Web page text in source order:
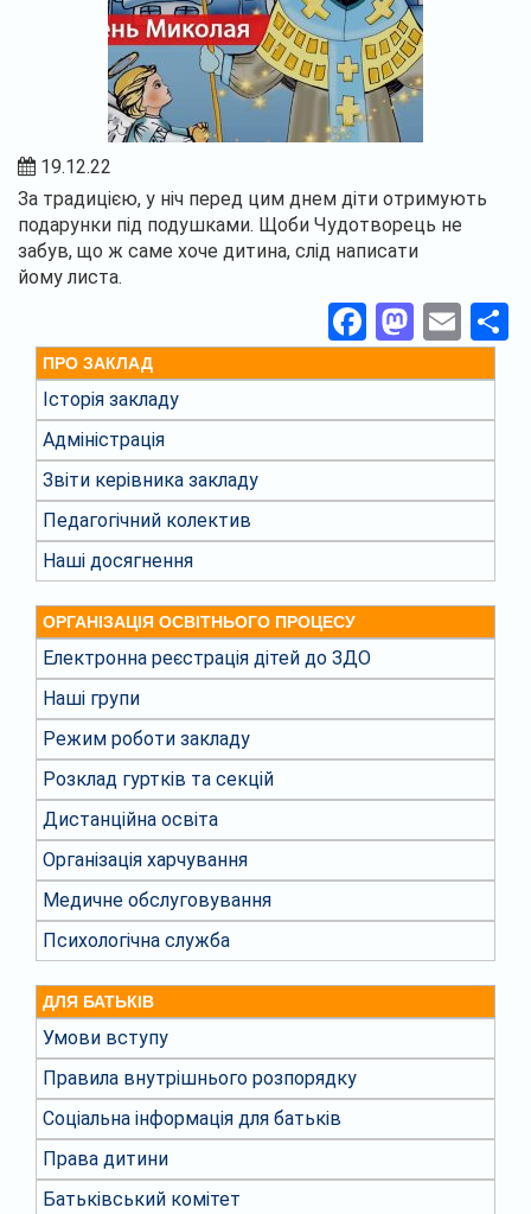
19.12.22
За традицією, у ніч перед цим днем діти отримують
подарунки під подушками. Щоби Чудотворець не
забув, що ж саме хоче дитина, слід написати
йому листа.
Facebook
ПРО ЗАКЛАД
Історія закладу
Адміністрація
Звіти керівника закладу
Педагогічний колектив
Наші досягнення
ОРГАНІЗАЦІЯ ОСВІТНЬОГО ПРОЦЕСУ
Електронна реєстрація дітей до ЗДО
Наші групи
Режим роботи закладу
Розклад гуртків та секцій
Дистанційна освіта
Організація харчування
Медичне обслуговування
Психологічна служба
ДЛЯ БАТЬКІВ
Умови вступу
Правила внутрішнього розпорядку
Соціальна інформація для батьків
Права дитини
Батьківський комітет